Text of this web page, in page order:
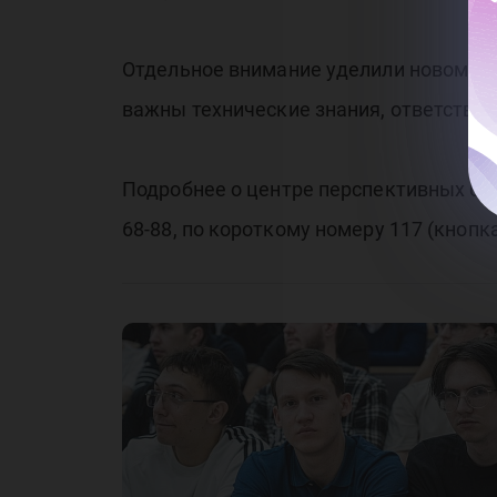
Отдельное внимание уделили новому
важны технические знания,
Подробнее о центре перспективных
68-88, по короткому номеру 117